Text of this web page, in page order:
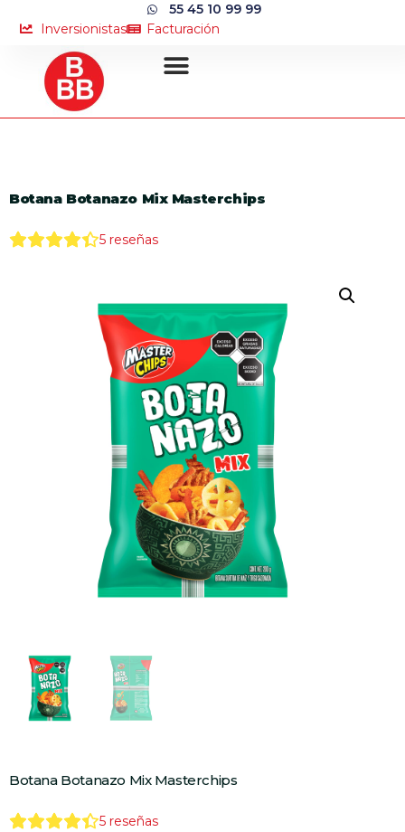
55 45 10 99 99
Inversionistas
Facturación
Botana Botanazo Mix Masterchips
5 reseñas
Botana Botanazo Mix Masterchips
5 reseñas